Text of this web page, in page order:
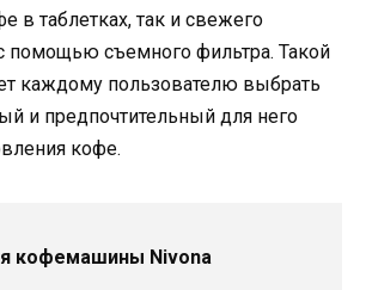
в таблетках, так и свежего
помощью съемного фильтра. Такой
каждому пользователю выбрать
и предпочтительный для него
кофе.
кофемашины Nivona